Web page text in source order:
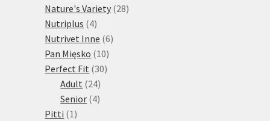
Nature's Variety 2828
Nutriplus 44
produkty
Nutrivet Inne 66
Pan Mięsko 1010
produktů
Perfect Fit 3030
Adult 2424
produktů
Senior 44
Pitti 1 1